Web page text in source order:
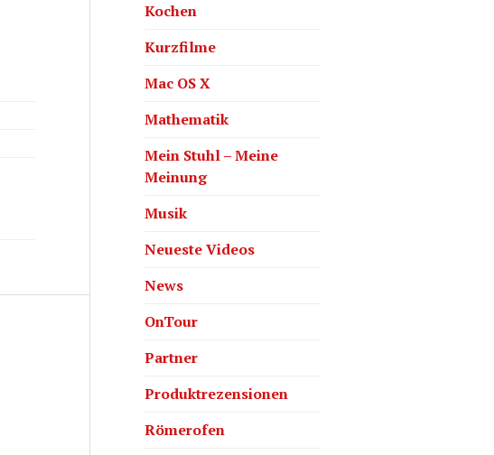
Kochen
Kurzfilme
Mac OS X
Mathematik
Mein Stuhl – Meine
Meinung
Musik
Neueste Videos
News
OnTour
Partner
Produktrezensionen
Römerofen